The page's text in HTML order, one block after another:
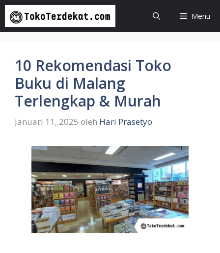
Langsung
isi
Menu
10 Rekomendasi Toko
Buku di Malang
Terlengkap & Murah
Januari 11, 2025 oleh Hari Prasetyo